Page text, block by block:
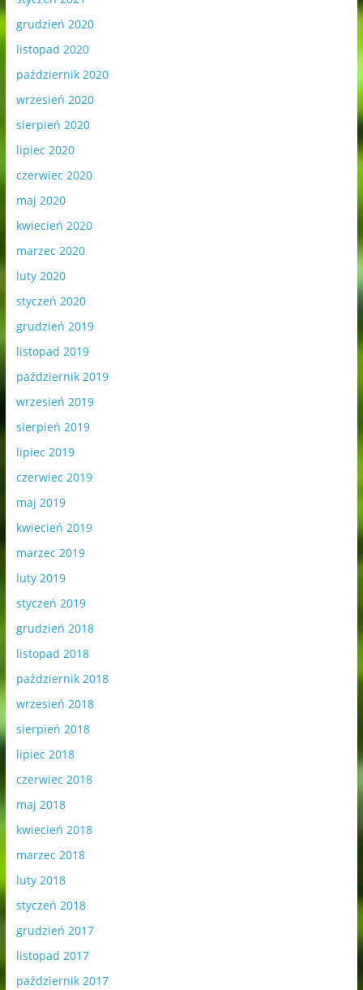
grudzień 2020
listopad 2020
październik 2020
wrzesień 2020
sierpień 2020
lipiec 2020
czerwiec 2020
maj 2020
kwiecień 2020
marzec 2020
luty 2020
styczeń 2020
grudzień 2019
listopad 2019
październik 2019
wrzesień 2019
sierpień 2019
lipiec 2019
czerwiec 2019
maj 2019
kwiecień 2019
marzec 2019
luty 2019
styczeń 2019
grudzień 2018
listopad 2018
październik 2018
wrzesień 2018
sierpień 2018
lipiec 2018
czerwiec 2018
maj 2018
kwiecień 2018
marzec 2018
luty 2018
styczeń 2018
grudzień 2017
listopad 2017
październik 2017